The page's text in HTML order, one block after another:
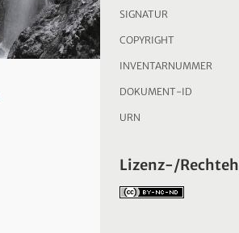
SIGNATUR
COPYRIGHT
INVENTARNUMMER
DOKUMENT-ID
URN
Lizenz-/